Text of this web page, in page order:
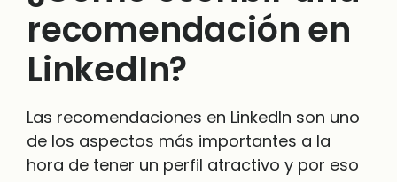
recomendación en
LinkedIn?
Las recomendaciones en LinkedIn son uno
de los aspectos más importantes a la
hora de tener un perfil atractivo y por eso